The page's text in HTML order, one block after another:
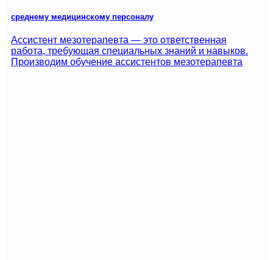
среднему медицинскому персоналу
Ассистент мезотерапевта — это ответственная
работа, требующая специальных знаний и навыков.
Производим обучение ассистентов мезотерапевта